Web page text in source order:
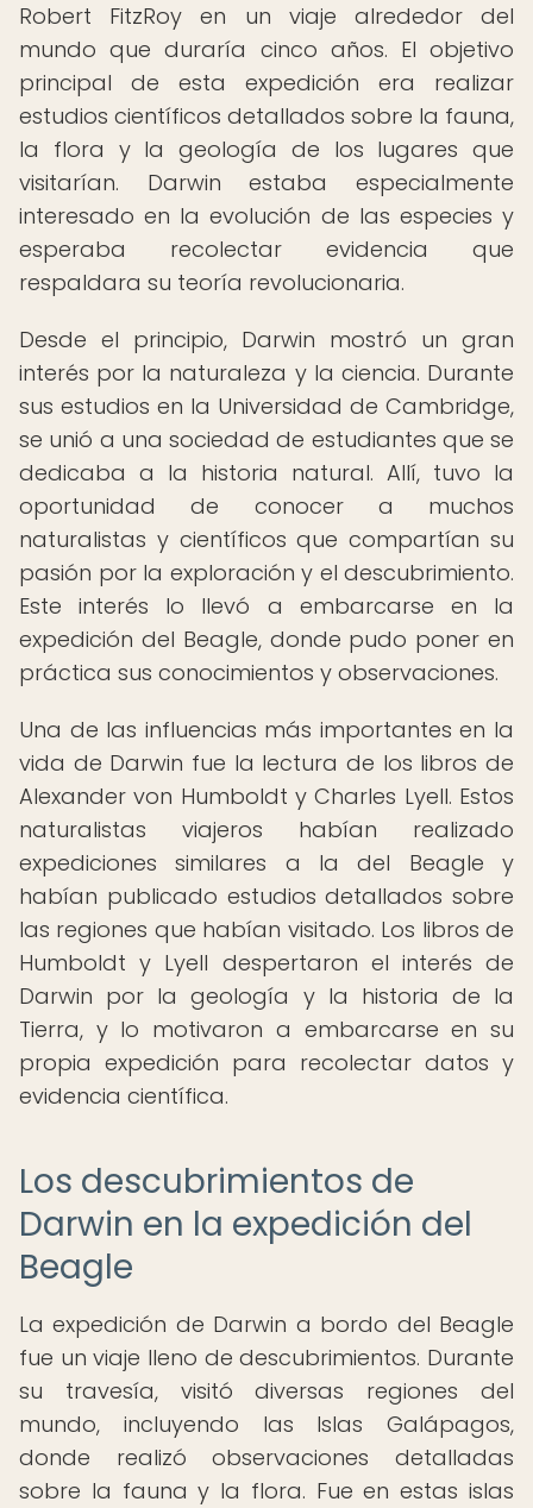
Robert FitzRoy en un viaje alrededor del
mundo que duraría cinco años. El objetivo
principal de esta expedición era realizar
estudios científicos detallados sobre la fauna,
la flora y la geología de los lugares que
visitarían. Darwin estaba especialmente
interesado en la evolución de las especies y
esperaba recolectar evidencia que
respaldara su teoría revolucionaria.
Desde el principio, Darwin mostró un gran
interés por la naturaleza y la ciencia. Durante
sus estudios en la Universidad de Cambridge,
se unió a una sociedad de estudiantes que se
dedicaba a la historia natural. Allí, tuvo la
oportunidad de conocer a muchos
naturalistas y científicos que compartían su
pasión por la exploración y el descubrimiento.
Este interés lo llevó a embarcarse en la
expedición del Beagle, donde pudo poner en
práctica sus conocimientos y observaciones.
Una de las influencias más importantes en la
vida de Darwin fue la lectura de los libros de
Alexander von Humboldt y Charles Lyell. Estos
naturalistas viajeros habían realizado
expediciones similares a la del Beagle y
habían publicado estudios detallados sobre
las regiones que habían visitado. Los libros de
Humboldt y Lyell despertaron el interés de
Darwin por la geología y la historia de la
Tierra, y lo motivaron a embarcarse en su
propia expedición para recolectar datos y
evidencia científica.
Los descubrimientos de
Darwin en la expedición del
Beagle
La expedición de Darwin a bordo del Beagle
fue un viaje lleno de descubrimientos. Durante
su travesía, visitó diversas regiones del
mundo, incluyendo las Islas Galápagos,
donde realizó observaciones detalladas
sobre la fauna y la flora. Fue en estas islas